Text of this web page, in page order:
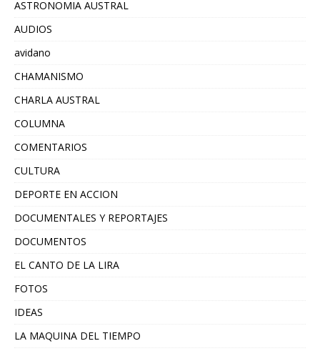
ASTRONOMIA AUSTRAL
AUDIOS
avidano
CHAMANISMO
CHARLA AUSTRAL
COLUMNA
COMENTARIOS
CULTURA
DEPORTE EN ACCION
DOCUMENTALES Y REPORTAJES
DOCUMENTOS
EL CANTO DE LA LIRA
FOTOS
IDEAS
LA MAQUINA DEL TIEMPO